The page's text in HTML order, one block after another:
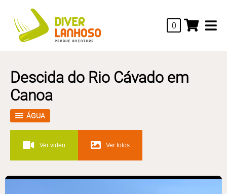
0
Descida do Rio Cávado em
Canoa
ÁGUA
Ver video Ver fotos